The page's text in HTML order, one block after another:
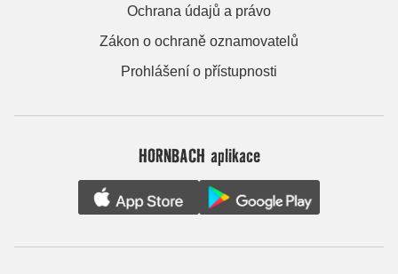
Ochrana údajů a právo
Zákon o ochraně oznamovatelů
Prohlášení o přístupnosti
HORNBACH aplikace